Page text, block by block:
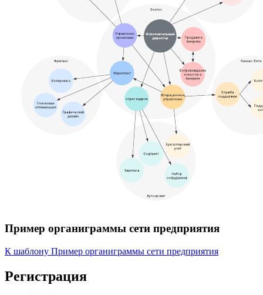
Пример органиграммы сети предприятия
К шаблону Пример органиграммы сети предприятия
Регистрация